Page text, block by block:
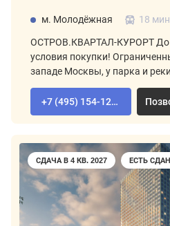
м. Молодёжная 18
ОСТРОВ.КВАРТАЛ-КУРОРТ До
условия покупки!
западе Москвы, у парка и реки
+7 (495) 154-12-80
СДАЧА В 4 КВ. 2027 ЕСТЬ